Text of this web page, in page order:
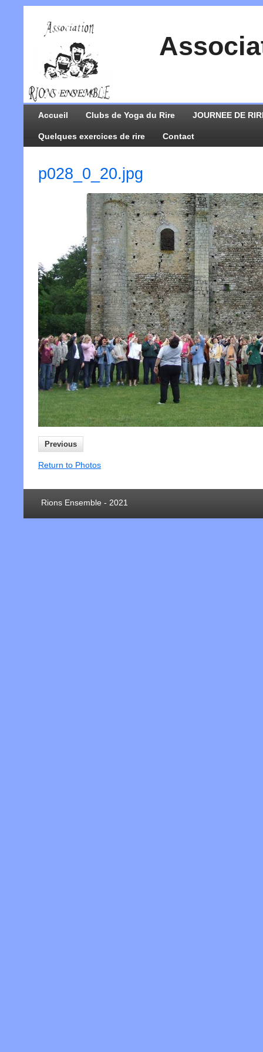
Accueil Clubs de Yoga du Rire JOURNEE DE
Quelques exercices de rire Contact
p028_0_20.jpg
Previous
Return to Photos
Rions Ensemble - 2021